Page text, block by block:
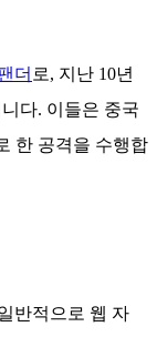
더 로, 지난 10년
다. 이들은 중국
한 공격을 수행합
반적으로 웹 자